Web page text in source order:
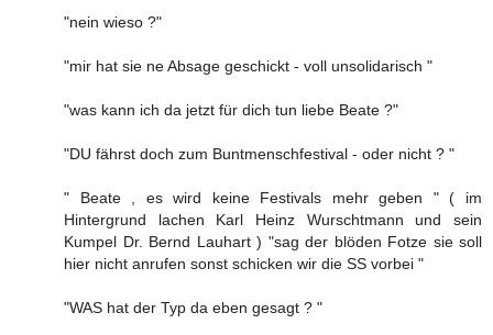
"nein wieso ?"
"mir hat sie ne Absage geschickt - voll unsolidarisch "
"was kann ich da jetzt für dich tun liebe Beate ?"
"DU fährst doch zum Buntmenschfestival - oder nicht ? "
" Beate , es wird keine Festivals mehr geben " ( im
Hintergrund lachen Karl Heinz Wurschtmann und sein
Kumpel Dr. Bernd Lauhart ) "sag der blöden Fotze sie soll
hier nicht anrufen sonst schicken wir die SS vorbei "
"WAS hat der Typ da eben gesagt ? "